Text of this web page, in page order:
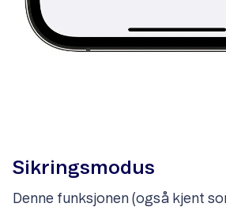
Sikringsmodus
Denne funksjonen (også kjent